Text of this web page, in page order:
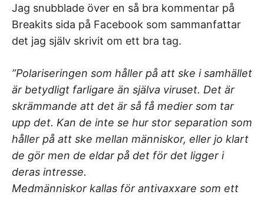
Jag snubblade över en så bra kommentar på
Breakits sida på Facebook som sammanfattar
det jag själv skrivit om ett bra tag.
”Polariseringen som håller på att ske i samhället
är betydligt farligare än själva viruset. Det är
skrämmande att det är så få medier som tar
upp det. Kan de inte se hur stor separation som
håller på att ske mellan människor, eller jo klart
de gör men de eldar på det för det ligger i
deras intresse.
Medmänniskor kallas för antivaxxare som ett